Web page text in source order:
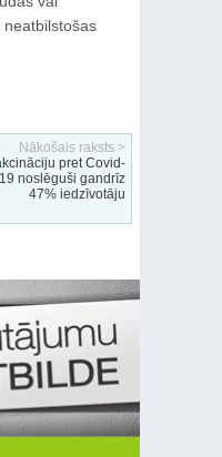
Nākošais raksts >
pret Covid-
19 noslēguši gandrīz
47% iedzīvotāju